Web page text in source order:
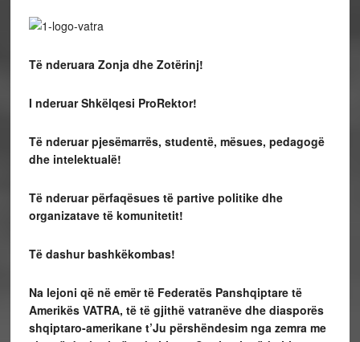
Të nderuara Zonja dhe Zotërinj!
I nderuar Shkëlqesi ProRektor!
Të nderuar pjesëmarrës, studentë, mësues, pedagogë
dhe intelektualë!
Të nderuar përfaqësues të partive politike dhe
organizatave të komunitetit!
Të dashur bashkëkombas!
Na lejoni që në emër të Federatës Panshqiptare të
Amerikës VATRA, të të gjithë vatranëve dhe diasporës
shqiptaro-amerikane t’Ju përshëndesim nga zemra me